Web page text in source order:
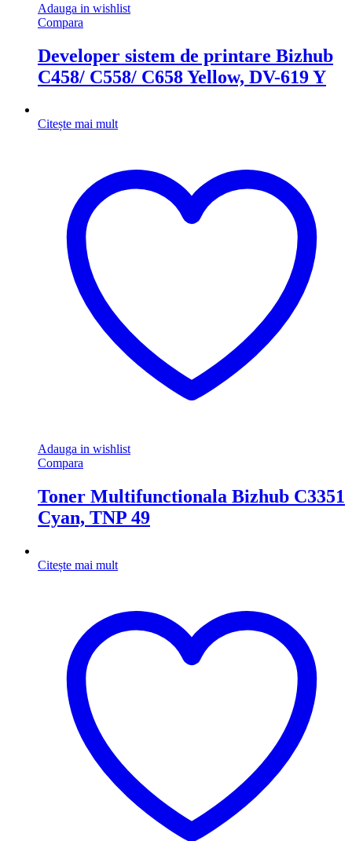
Adauga in wishlist
Compara
Developer sistem de printare Bizhub
C458/ C558/ C658 Yellow, DV-619 Y
Citește mai mult
Adauga in wishlist
Compara
Toner Multifunctionala Bizhub C3351
Cyan, TNP 49
Citește mai mult